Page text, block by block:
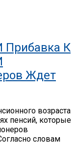
Прибавка К
Ждет
возраста
пенсий, которые
словам